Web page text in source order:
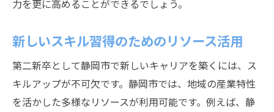
力を更に高めることができるでしょう。
新しいスキル習得のためのリソース活用
第二新卒として静岡市で新しいキャリアを築くには、ス
キルアップが不可欠です。静岡市では、地域の産業特性
を活かした多様なリソースが利用可能です。例えば、静